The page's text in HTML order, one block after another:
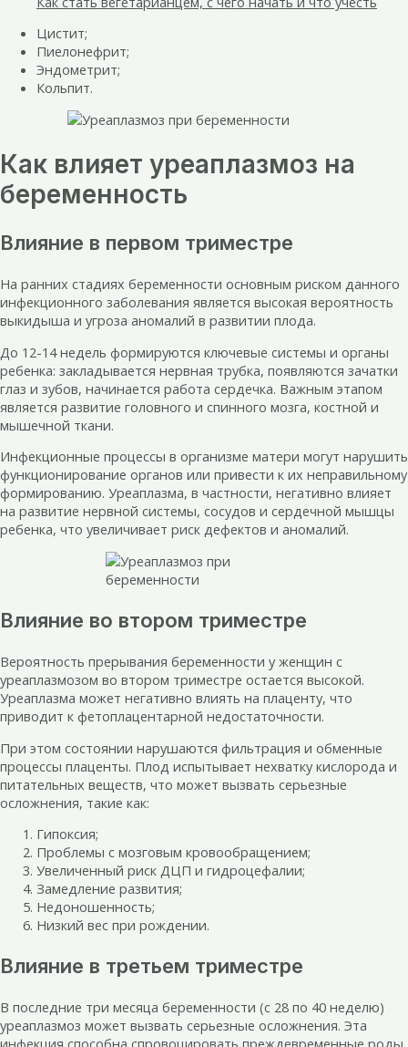
Цистит;
Пиелонефрит;
Эндометрит;
Кольпит.
Как влияет уреаплазмоз на
беременность
Влияние в первом триместре
На ранних стадиях беременности основным риском данного
инфекционного заболевания является высокая вероятность
выкидыша и угроза аномалий в развитии плода.
До 12-14 недель формируются ключевые системы и органы
ребенка: закладывается нервная трубка, появляются зачатки
глаз и зубов, начинается работа сердечка. Важным этапом
является развитие головного и спинного мозга, костной и
мышечной ткани.
Инфекционные процессы в организме матери могут нарушить
функционирование органов или привести к их неправильному
формированию. Уреаплазма, в частности, негативно влияет
на развитие нервной системы, сосудов и сердечной мышцы
ребенка, что увеличивает риск дефектов и аномалий.
Влияние во втором триместре
Вероятность прерывания беременности у женщин с
уреаплазмозом во втором триместре остается высокой.
Уреаплазма может негативно влиять на плаценту, что
приводит к фетоплацентарной недостаточности.
При этом состоянии нарушаются фильтрация и обменные
процессы плаценты. Плод испытывает нехватку кислорода и
питательных веществ, что может вызвать серьезные
осложнения, такие как:
Гипоксия;
Проблемы с мозговым кровообращением;
Увеличенный риск ДЦП и гидроцефалии;
Замедление развития;
Недоношенность;
Низкий вес при рождении.
Влияние в третьем триместре
В последние три месяца беременности (с 28 по 40 неделю)
уреаплазмоз может вызвать серьезные осложнения. Эта